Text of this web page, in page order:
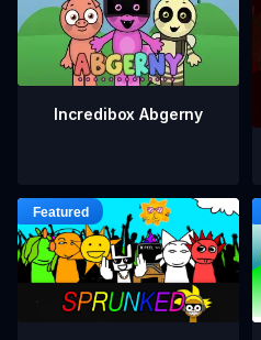
Incredibox Abgerny